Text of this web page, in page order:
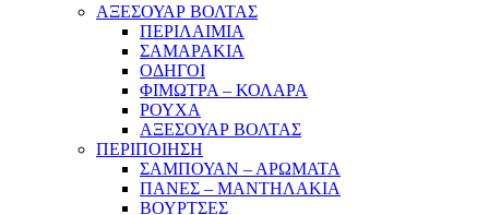
ΑΞΕΣΟΥΑΡ ΒΟΛΤΑΣ
ΠΕΡΙΛΑΙΜΙΑ
ΣΑΜΑΡΑΚΙΑ
ΟΔΗΓΟΙ
ΦΙΜΩΤΡΑ – ΚΟΛΑΡΑ
ΡΟΥΧΑ
ΑΞΕΣΟΥΑΡ ΒΟΛΤΑΣ
ΠΕΡΙΠΟΙΗΣΗ
ΣΑΜΠΟΥΑΝ – ΑΡΩΜΑΤΑ
ΠΑΝΕΣ – ΜΑΝΤΗΛΑΚΙΑ
ΒΟΥΡΤΣΕΣ